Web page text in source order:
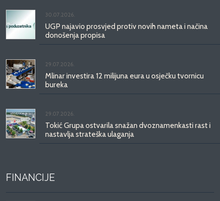
30.07.2026.
UGP najavio prosvjed protiv novih nameta i načina
donošenja propisa
29.07.2026.
Mlinar investira 12 milijuna eura u osječku tvornicu
bureka
29.07.2026.
Tokić Grupa ostvarila snažan dvoznamenkasti rast i
nastavlja strateška ulaganja
FINANCIJE